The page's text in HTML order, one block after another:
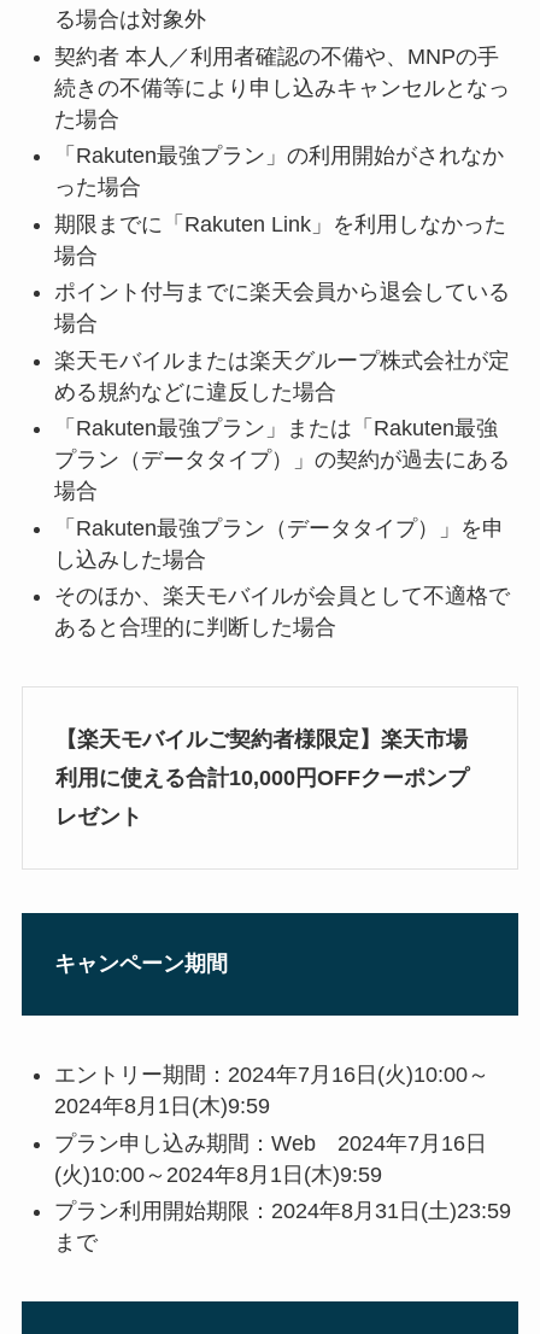
る場合は対象外
契約者 本人／利用者確認の不備や、MNPの手
続きの不備等により申し込みキャンセルとなっ
た場合
「Rakuten最強プラン」の利用開始がされなか
った場合
期限までに「Rakuten Link」を利用しなかった
場合
ポイント付与までに楽天会員から退会している
場合
楽天モバイルまたは楽天グループ株式会社が定
める規約などに違反した場合
「Rakuten最強プラン」または「Rakuten最強
プラン（データタイプ）」の契約が過去にある
場合
「Rakuten最強プラン（データタイプ）」を申
し込みした場合
そのほか、楽天モバイルが会員として不適格で
あると合理的に判断した場合
【楽天モバイルご契約者様限定】楽天市場
利用に使える合計10,000円OFFクーポンプ
レゼント
キャンペーン期間
エントリー期間：2024年7月16日(火)10:00～
2024年8月1日(木)9:59
プラン申し込み期間：Web 2024年7月16日
(火)10:00～2024年8月1日(木)9:59
プラン利用開始期限：2024年8月31日(土)23:59
まで